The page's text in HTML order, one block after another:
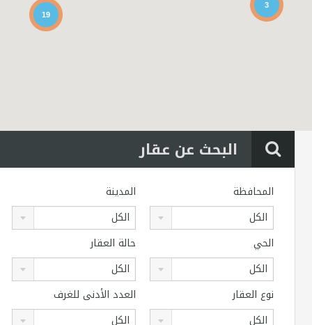
3
19
البحث عن عقار
المحافظة
الكل
المدينة
الكل
الحي
الكل
حالة العقار
الكل
نوع العقار
الكل
العدد الأدنى للغرف
الكل